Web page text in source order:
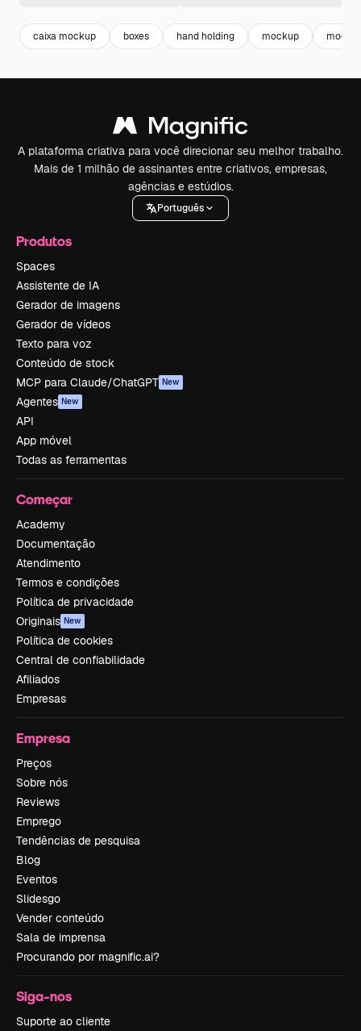
caixa mockup boxes hand holding mockup
A plataforma criativa para você direcionar seu melhor trabalho.
Mais de 1 milhão de assinantes entre criativos, empresas,
agências e estúdios.
Português
Produtos
Spaces
Assistente de IA
Gerador de imagens
Gerador de vídeos
Texto para voz
Conteúdo de stock
MCP para Claude/ChatGPT New
Agentes New
API
App móvel
Todas as ferramentas
Começar
Academy
Documentação
Atendimento
Termos e condições
Política de privacidade
Originais New
Política de cookies
Central de confiabilidade
Afiliados
Empresas
Empresa
Preços
Sobre nós
Reviews
Emprego
Tendências de pesquisa
Blog
Eventos
Slidesgo
Vender conteúdo
Sala de imprensa
Procurando por magnific.ai?
Siga-nos
Suporte ao cliente